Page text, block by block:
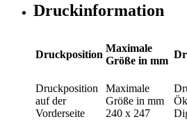
Druckinformation
Druckposition
Maximale
Größe in mm
Druckposition
auf der
Vorderseite
Maximale
Größe in mm
240 x 247